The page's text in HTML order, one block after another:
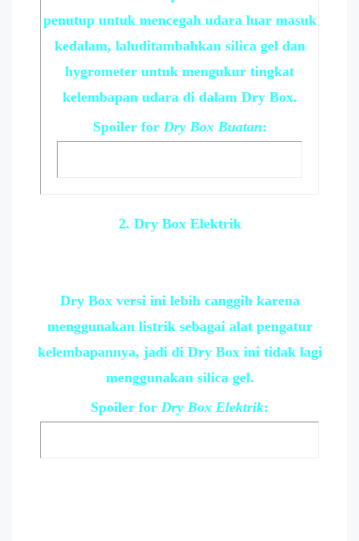
penutup untuk mencegah udara luar masuk
kedalam, laluditambahkan silica gel dan
hygrometer untuk mengukur tingkat
kelembapan udara di dalam Dry Box.
Spoilerfor Dry Box Buatan:
2. Dry Box Elektrik
Dry Box versi ini lebih canggih karena
menggunakan listrik sebagai alat pengatur
kelembapannya, jadi di Dry Box ini tidak lagi
menggunakan silica gel.
Spoiler for Dry Box Elektrik: